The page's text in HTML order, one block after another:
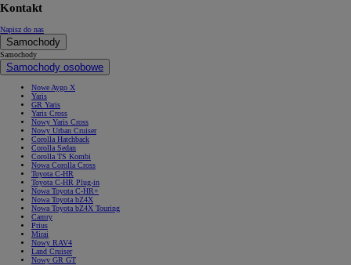
Kontakt
Napisz do nas
Samochody
Samochody
Samochody osobowe
Nowe Aygo X
Yaris
GR Yaris
Yaris Cross
Nowy Yaris Cross
Nowy Urban Cruiser
Corolla Hatchback
Corolla Sedan
Corolla TS Kombi
Nowa Corolla Cross
Toyota C-HR
Toyota C-HR Plug-in
Nowa Toyota C-HR+
Nowa Toyota bZ4X
Nowa Toyota bZ4X Touring
Camry
Prius
Mirai
Nowy RAV4
Land Cruiser
Nowy GR GT